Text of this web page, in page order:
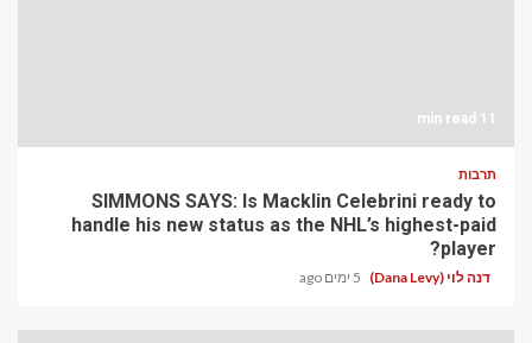
11 min read
תרבות
SIMMONS SAYS: Is Macklin Celebrini ready to
handle his new status as the NHL’s highest-paid
player?
דנה לוי (Dana Levy) 5 ימים ago